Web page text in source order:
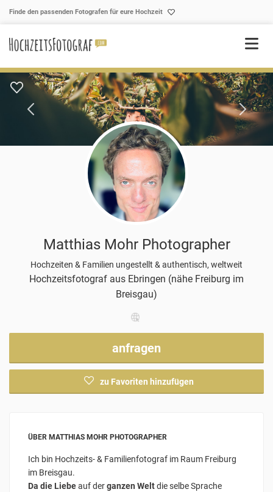
Finde den passenden Fotografen für eure Hochzeit
Matthias Mohr Photographer
Hochzeiten & Familien ungestellt & authentisch, weltweit
Hochzeitsfotograf aus Ebringen (nähe Freiburg im
Breisgau)
anfragen
zu Favoriten hinzufügen
ÜBER MATTHIAS MOHR PHOTOGRAPHER
Ich bin Hochzeits- & Familienfotograf im Raum Freiburg
im Breisgau.
Da die Liebeauf derganzen Weltdie selbe Sprache